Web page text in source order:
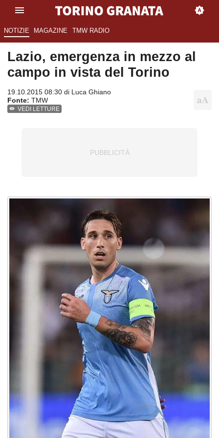
NOTIZIE MAGAZINE TMW RADIO
Lazio, emergenza in mezzo al
campo in vista del Torino
19.10.2015 08:30 di Luca Ghiano
Fonte: TMW
VEDI LETTURE